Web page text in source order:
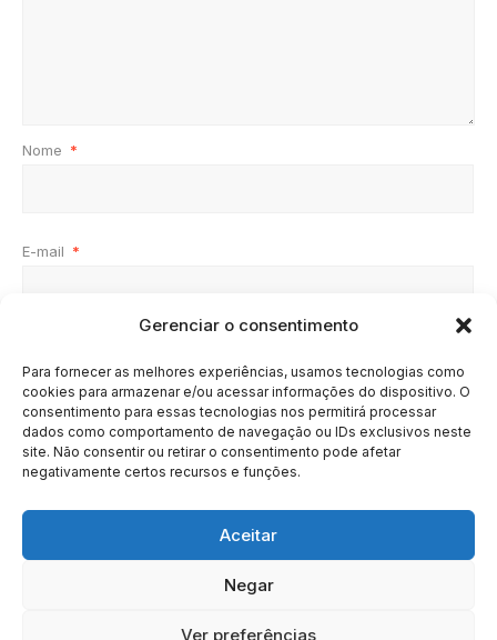
Gerenciar o consentimento
Para fornecer as melhores experiências, usamos tecnologias como
cookies para armazenar e/ou acessar informações do dispositivo. O
consentimento para essas tecnologias nos permitirá processar
dados como comportamento de navegação ou IDs exclusivos neste
site. Não consentir ou retirar o consentimento pode afetar
negativamente certos recursos e funções.
Aceitar
Negar
Ver preferências
Nome *
E-mail *
SOBRE BRASIL